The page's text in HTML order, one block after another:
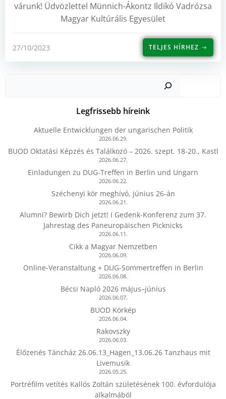
várunk! Üdvözlettel Münnich-Ákontz Ildikó Vadrózsa
Magyar Kultúrális Egyesület
27/10/2023 TELJES HÍRHEZ
Legfrissebb híreink
Aktuelle Entwicklungen der ungarischen Politik
2026.06.29.
BUOD Oktatási Képzés és Találkozó – 2026. szept. 18-20., Kastl
2026.06.27.
Einladungen zu DUG-Treffen in Berlin und Ungarn
2026.06.22.
Széchenyi kör meghívó, június 26-án
2026.06.21.
Alumni? Bewirb Dich jetzt! I Gedenk-Konferenz zum 37.
Jahrestag des Paneuropäischen Picknicks
2026.06.11.
Cikk a Magyar Nemzetben
2026.06.09.
Online-Veranstaltung + DUG-Sommertreffen in Berlin
2026.06.08.
Bécsi Napló 2026 május–június
2026.06.07.
BUOD Körkép
2026.06.04.
Rakovszky
2026.06.03.
Élőzenés Táncház 26.06.13_Hagen_13.06.26 Tanzhaus mit
Livemusik
2026.05.25.
Portréfilm vetítés Kallós Zoltán születésének 100. évfordulója
alkalmából